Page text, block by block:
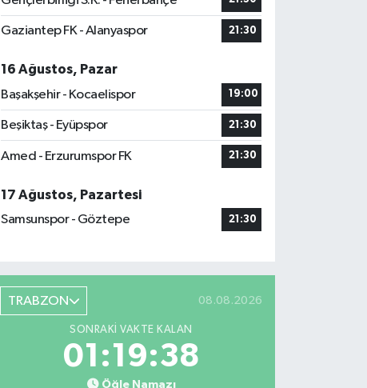
Gaziantep FK - Alanyaspor 21:30
16 Ağustos, Pazar
Başakşehir - Kocaelispor
19:00
Beşiktaş - Eyüpspor 21:30
Amed - Erzurumspor FK 21:30
17 Ağustos, Pazartesi
Samsunspor - Göztepe
21:30
TRABZON 08.08.2026
SONRAKI VAKTE KALAN
01:19:37
Öğle Namazı